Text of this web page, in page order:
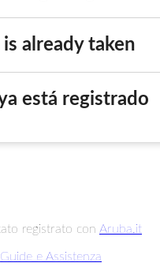
already taken
está registrado
registrato con Aruba.it
Guide e Assistenza